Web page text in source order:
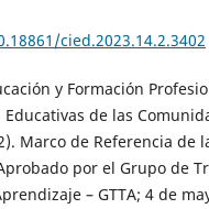
cied.2023.14.2.3402
y Formación
de las
Marco de Referencia de
por el Grupo de
– GTTA; 4 de